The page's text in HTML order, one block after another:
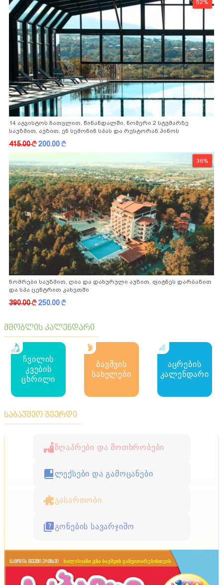
52%
14 აგვისტოს ჩათვლით, წინანდალში, ნომერი 2 სტუმარზე
საუზმით, აუზით, ენ სემონინ სპას და რესტორან პინოს
ფასდაკლებით
415.00k200.00k
36%
ნომრები საუზმით, ღია და დახურული აუზით, ფიტნეს დარბაზით
და სპა ცენტრით კახეთში
390.00k250.00k
მშობლის კალენდარი
ჩვილის
კვების
ცხრილი
ბავშვის
სახელები
აცრების
კალენდარი
საბავშვო გვერდი
ზღაპრები და მოთხრობები
ლექსები და გამოცანები
გასართობი
გონების სავარჯიშო